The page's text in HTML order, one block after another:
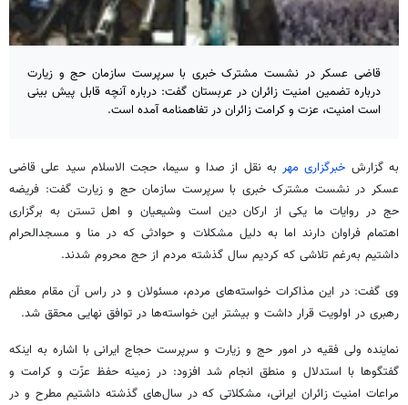
قاضی عسکر در نشست مشترک خبری با سرپرست سازمان حج و زیارت
درباره تضمین امنیت زائران در عربستان گفت: درباره آنچه قابل پیش بینی
است امنیت، عزت و کرامت زائران در تفاهمنامه آمده است.
به گزارش خبرگزاری مهر به نقل از صدا و سیما،‌ حجت الاسلام سید علی قاضی
عسکر در نشست مشترک خبری با سرپرست سازمان حج و زیارت گفت: فریضه
حج در روایات ما یکی از ارکان دین است وشیعیان و اهل تستن به برگزاری
اهتمام فراوان دارند اما به دلیل مشکلات و حوادثی که در منا و مسجدالحرام
داشتیم به‌رغم تلاشی که کردیم سال گذشته مردم از حج محروم شدند.
وی گفت:‌ در این مذاکرات خواسته‌های مردم، مسئولان و در راس آن مقام معظم
رهبری در اولویت قرار داشت و بیشتر این خواسته‌ها در توافق نهایی محقق شد.
نماینده ولی فقیه در امور حج و زیارت و سرپرست حجاج ایرانی با اشاره به اینکه
گفتگوها با استدلال و منطق انجام شد افزود: در زمینه حفظ عزّت و کرامت و
مراعات امنیت زائران ایرانی، مشکلاتی که در سال‌های گذشته داشتیم مطرح و در